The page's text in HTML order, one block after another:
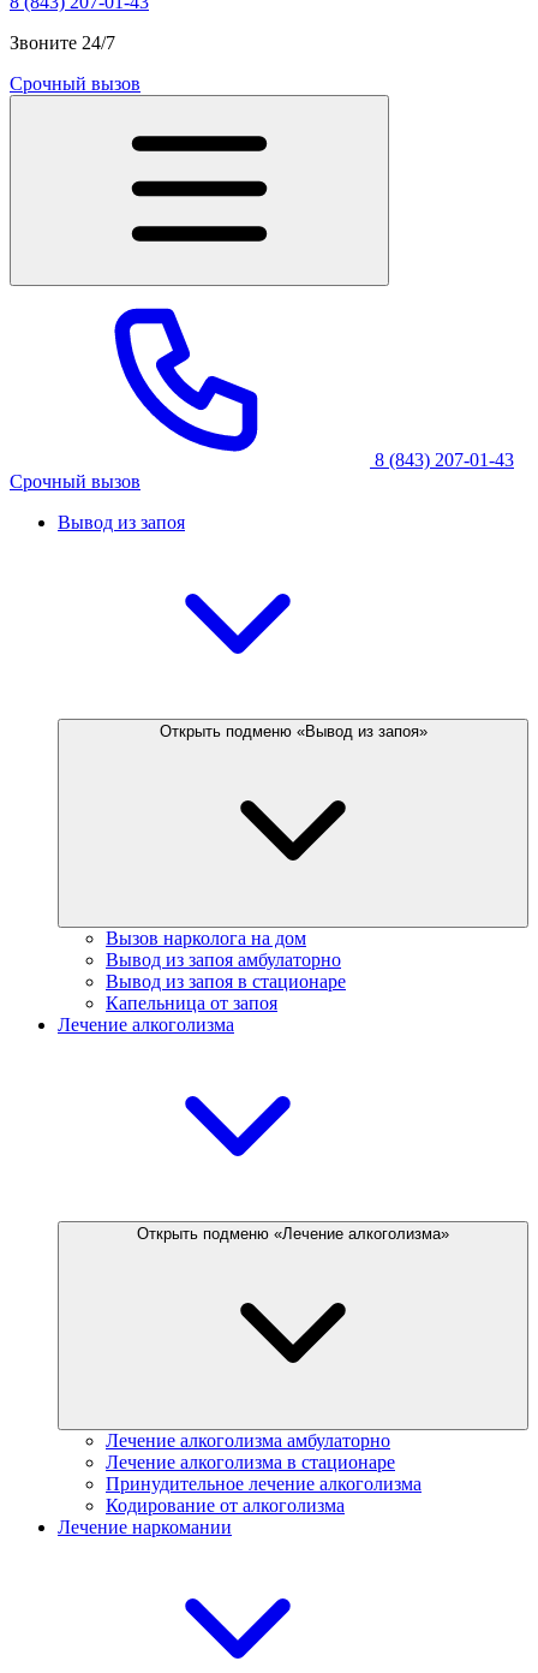
Звоните 24/7
Срочный вызов
8 (843) 207-01-43
Срочный вызов
Вывод из запоя
Открыть подменю «Вывод из запоя»
Вызов нарколога на дом
Вывод из запоя амбулаторно
Вывод из запоя в стационаре
Капельница от запоя
Лечение алкоголизма
Открыть подменю «Лечение алкоголизма»
Лечение алкоголизма амбулаторно
Лечение алкоголизма в стационаре
Принудительное лечение алкоголизма
Кодирование от алкоголизма
Лечение наркомании